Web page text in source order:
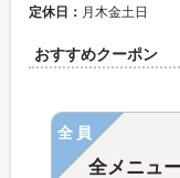
定休日： 月木金土日
おすすめクーポン
全員
全メニ